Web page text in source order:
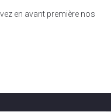
en avant première nos